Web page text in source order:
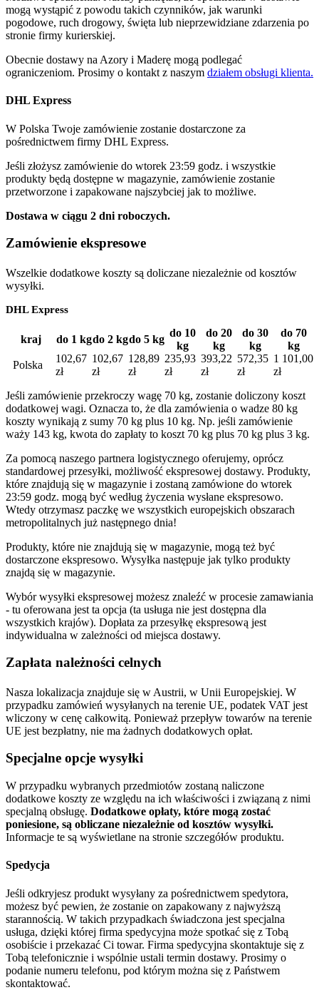
mogą wystąpić z powodu takich czynników, jak warunki
pogodowe, ruch drogowy, święta lub nieprzewidziane zdarzenia po
stronie firmy kurierskiej.
Obecnie dostawy na Azory i Maderę mogą podlegać
ograniczeniom. Prosimy o kontakt z naszym działem obsługi klienta.
DHL Express
W Polska Twoje zamówienie zostanie dostarczone za
pośrednictwem firmy DHL Express.
Jeśli złożysz zamówienie do wtorek 23:59 godz. i wszystkie
produkty będą dostępne w magazynie, zamówienie zostanie
przetworzone i zapakowane najszybciej jak to możliwe.
Dostawa w ciągu 2 dni roboczych.
Zamówienie ekspresowe
Wszelkie dodatkowe koszty są doliczane niezależnie od kosztów
wysyłki.
DHL Express
kraj do 1 kgdo 2 kgdo 5 kg
do 10
kg
do 20
kg
do 30
kg
do 70
kg
Polska
102,67
zł
102,67
zł
128,89
zł
235,93
zł
393,22
zł
572,35
zł
1 101,00
zł
Jeśli zamówienie przekroczy wagę 70 kg, zostanie doliczony koszt
dodatkowej wagi. Oznacza to, że dla zamówienia o wadze 80 kg
koszty wynikają z sumy 70 kg plus 10 kg. Np. jeśli zamówienie
waży 143 kg, kwota do zapłaty to koszt 70 kg plus 70 kg plus 3 kg.
Za pomocą naszego partnera logistycznego oferujemy, oprócz
standardowej przesyłki, możliwość ekspresowej dostawy. Produkty,
które znajdują się w magazynie i zostaną zamówione do wtorek
23:59 godz. mogą być według życzenia wysłane ekspresowo.
Wtedy otrzymasz paczkę we wszystkich europejskich obszarach
metropolitalnych już następnego dnia!
Produkty, które nie znajdują się w magazynie, mogą też być
dostarczone ekspresowo. Wysyłka następuje jak tylko produkty
znajdą się w magazynie.
Wybór wysyłki ekspresowej możesz znaleźć w procesie zamawiania
- tu oferowana jest ta opcja (ta usługa nie jest dostępna dla
wszystkich krajów). Dopłata za przesyłkę ekspresową jest
indywidualna w zależności od miejsca dostawy.
Zapłata należności celnych
Nasza lokalizacja znajduje się w Austrii, w Unii Europejskiej. W
przypadku zamówień wysyłanych na terenie UE, podatek VAT jest
wliczony w cenę całkowitą. Ponieważ przepływ towarów na terenie
UE jest bezpłatny, nie ma żadnych dodatkowych opłat.
Specjalne opcje wysyłki
W przypadku wybranych przedmiotów zostaną naliczone
dodatkowe koszty ze względu na ich właściwości i związaną z nimi
specjalną obsługę. Dodatkowe opłaty, które mogą zostać
poniesione, są obliczane niezależnie od kosztów wysyłki.
Informacje te są wyświetlane na stronie szczegółów produktu.
Spedycja
Jeśli odkryjesz produkt wysyłany za pośrednictwem spedytora,
możesz być pewien, że zostanie on zapakowany z najwyższą
starannością. W takich przypadkach świadczona jest specjalna
usługa, dzięki której firma spedycyjna może spotkać się z Tobą
osobiście i przekazać Ci towar. Firma spedycyjna skontaktuje się z
Tobą telefonicznie i wspólnie ustali termin dostawy. Prosimy o
podanie numeru telefonu, pod którym można się z Państwem
skontaktować.